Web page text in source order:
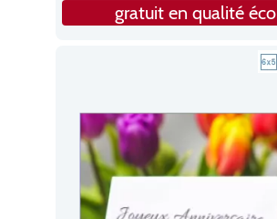
gratuit en qualité éco